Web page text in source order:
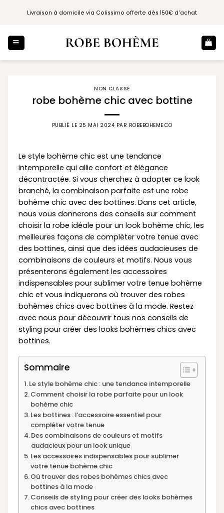
Livraison à domicile via Colissimo offerte dès 150€ d'achat
NON CLASSÉ
robe bohème chic avec bottine
PUBLIÉ LE 25 MAI 2024 PAR ROBEBOHEME.CO
Le style bohème chic est une tendance
intemporelle qui allie confort et élégance
décontractée. Si vous cherchez à adopter ce look
branché, la combinaison parfaite est une robe
bohème chic avec des bottines. Dans cet article,
nous vous donnerons des conseils sur comment
choisir la robe idéale pour un look bohème chic, les
meilleures façons de compléter votre tenue avec
des bottines, ainsi que des idées audacieuses de
combinaisons de couleurs et motifs. Nous vous
présenterons également les accessoires
indispensables pour sublimer votre tenue bohème
chic et vous indiquerons où trouver des robes
bohèmes chics avec bottines à la mode. Restez
avec nous pour découvrir tous nos conseils de
styling pour créer des looks bohèmes chics avec
bottines.
Sommaire
Le style bohème chic : une tendance intemporelle
Comment choisir la robe parfaite pour un look
bohème chic
Les bottines : l’accessoire essentiel pour
compléter votre tenue
Des combinaisons de couleurs et motifs
audacieux pour un look unique
Les accessoires indispensables pour sublimer
votre tenue bohème chic
Où trouver des robes bohèmes chics avec
bottines à la mode
Conseils de styling pour créer des looks bohèmes
chics avec bottines